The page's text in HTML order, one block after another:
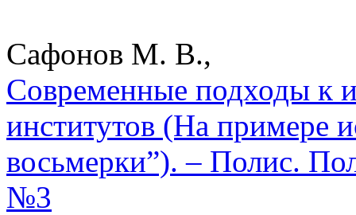
Сафонов М. В.,
Современные подходы к
институтов (На примере
восьмерки”). – Полис.
№3